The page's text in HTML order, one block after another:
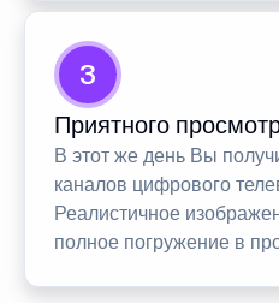
3
Приятного
В этот же день Вы
каналов цифрового
Реалистичное
полное погружение в